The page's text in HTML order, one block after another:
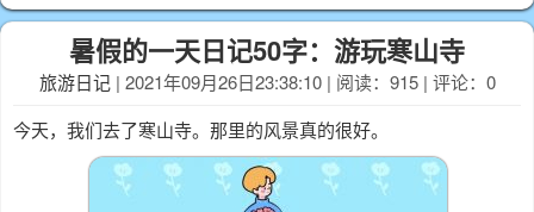
暑假的一天日记50字：游玩寒山寺
旅游日记| 2021年09月26日23:38:10 | 阅读：915 | 评论：0
今天，我们去了寒山寺。那里的风景真的很好。